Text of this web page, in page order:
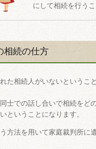
にして相続を行う
相続の仕方
た相続人がいないという
士での話し合いで相続を
ということになります。
方法を用いて家庭裁判所